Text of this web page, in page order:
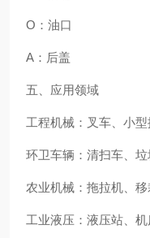
O：油口
A：后盖
五、应用领域
工程机械：叉车、小
环卫车辆：清扫车、
农业机械：拖拉机、
工业液压：液压站、